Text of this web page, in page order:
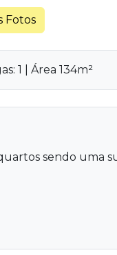
Fotos
1 | Área 134m²
sendo uma